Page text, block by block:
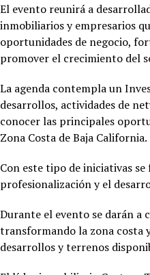
El evento reunirá a
inmobiliarios y empresarios
oportunidades de negocio,
promover el crecimiento del
La agenda contempla un
desarrollos, actividades de
conocer las principales
Zona Costa de Baja California.
Con este tipo de iniciativas
profesionalización y el
Durante el evento se darán a
transformando la zona costa
desarrollos y terrenos